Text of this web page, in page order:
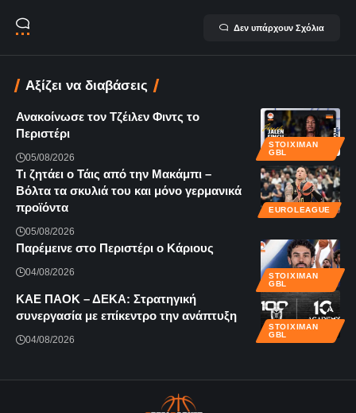
Δεν υπάρχουν Σχόλια
Αξίζει να διαβάσεις
STOIXIMAN
GBL
Ανακοίνωσε τον Τζέιλεν Φιντς το
Περιστέρι
05/08/2026
EUROLEAGUE
Τι ζητάει ο Τάις από την Μακάμπι –
Βόλτα τα σκυλιά του και μόνο γερμανικά
προϊόντα
05/08/2026
STOIXIMAN
GBL
Παρέμεινε στο Περιστέρι ο Κάριους
04/08/2026
STOIXIMAN
GBL
KAE ΠΑΟΚ – ΔΕΚΑ: Στρατηγική
συνεργασία με επίκεντρο την ανάπτυξη
04/08/2026